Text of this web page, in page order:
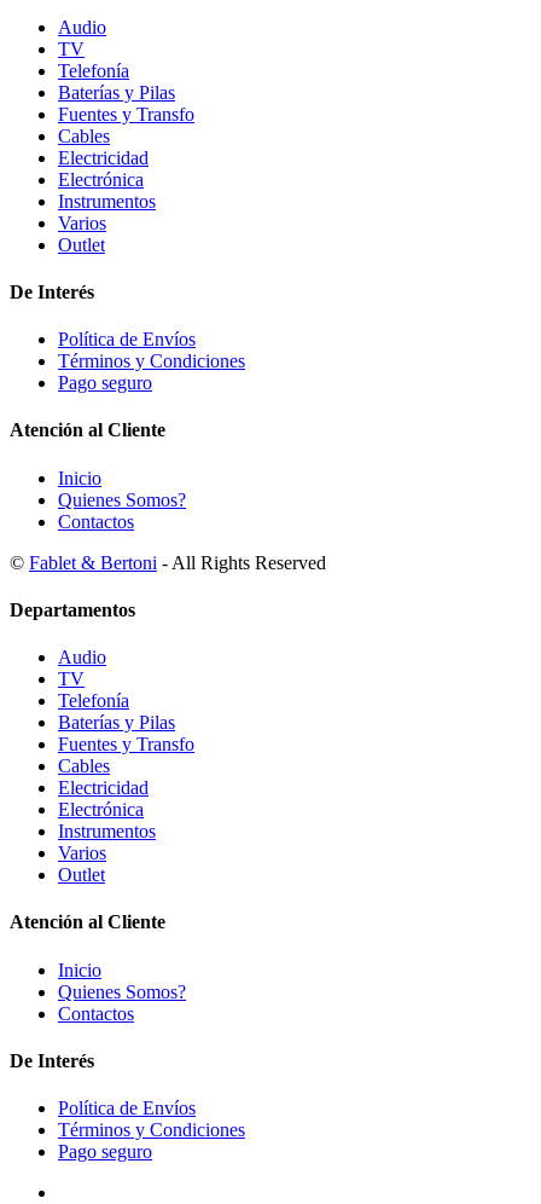
Audio
TV
Telefonía
Baterías y Pilas
Fuentes y Transfo
Cables
Electricidad
Electrónica
Instrumentos
Varios
Outlet
De Interés
Política de Envíos
Términos y Condiciones
Pago seguro
Atención al Cliente
Inicio
Quienes Somos?
Contactos
© Fablet & Bertoni - All Rights Reserved
Departamentos
Audio
TV
Telefonía
Baterías y Pilas
Fuentes y Transfo
Cables
Electricidad
Electrónica
Instrumentos
Varios
Outlet
Atención al Cliente
Inicio
Quienes Somos?
Contactos
De Interés
Política de Envíos
Términos y Condiciones
Pago seguro